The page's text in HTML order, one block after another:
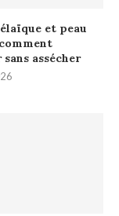
et peau
assécher